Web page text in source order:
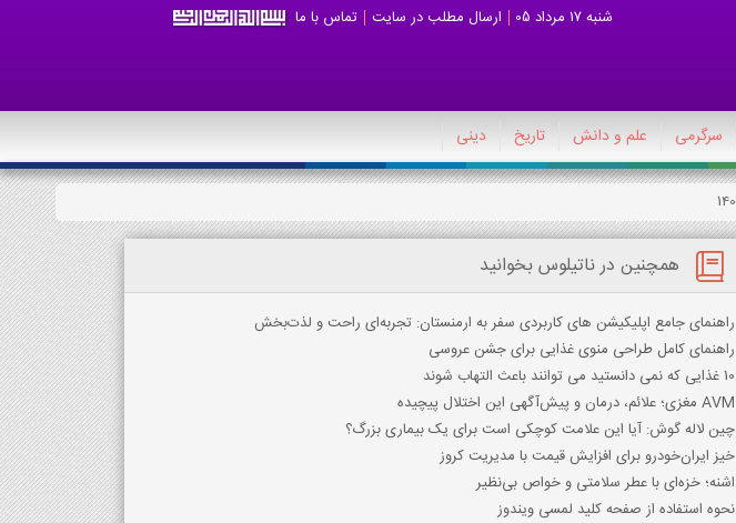
شنبه 17 مرداد 05 ارسال مطلب در سایت تماس با ما
سرگرمی علم و دانش تاریخ دینی
همچنین در ناتیلوس بخوانید
راهنمای جامع اپلیکیشن های کاربردی سفر به ارمنستان: تجربه‌ای راحت و لذت‌بخش
راهنمای کامل طراحی منوی غذایی برای جشن عروسی
10 غذایی که نمی دانستید می توانند باعث التهاب شوند
AVM مغزی؛ علائم، درمان و پیش‌آگهی این اختلال پیچیده
چین لاله گوش: آیا این علامت کوچکی است برای یک بیماری بزرگ؟
خیز ایران‌خودرو برای افزایش قیمت با مدیریت کروز
اشنه؛ خزه‌ای با عطر سلامتی و خواص بی‌نظیر
نحوه استفاده از صفحه کلید لمسی ویندوز